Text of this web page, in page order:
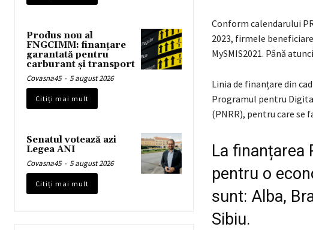
Produs nou al
FNGCIMM: finanțare
garantată pentru
carburant și transport
Covasna45 - 5 august 2026
Citiți mai mult
Senatul votează azi
Legea ANI
Covasna45 - 5 august 2026
Citiți mai mult
Conform calendarului
2023, firmele
MySMIS2021. Până
Linia de finanțare din
Programul pentru
(PNRR), pentru care se
La finanțarea
pentru o
sunt: Alba,
Sibiu.